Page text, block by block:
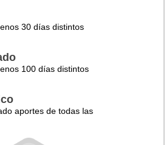
30 días distintos
100 días distintos
aportes de todas las